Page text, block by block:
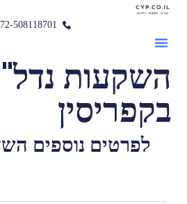
508118701+
השקעות
בקפריסין
לפרטים נוספים